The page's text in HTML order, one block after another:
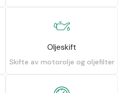
Oljeskift
Skifte av motorolje og oljefilter